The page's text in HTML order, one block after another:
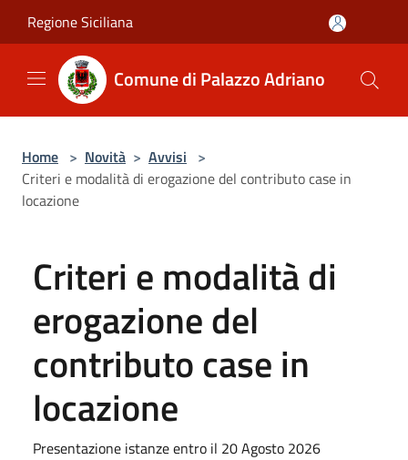
Regione Siciliana
Comune di Palazzo Adriano
Home > Novità > Avvisi >
Criteri e modalità di erogazione del contributo case in
locazione
Criteri e modalità di
erogazione del
contributo case in
locazione
Presentazione istanze entro il 20 Agosto 2026